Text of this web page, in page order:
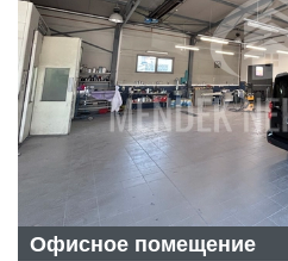
Офисное помещение